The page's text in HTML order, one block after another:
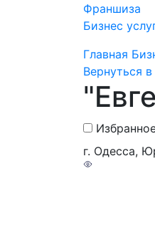
Франшиза
Бизнес
Главная
Вернуться
г. Одесса,